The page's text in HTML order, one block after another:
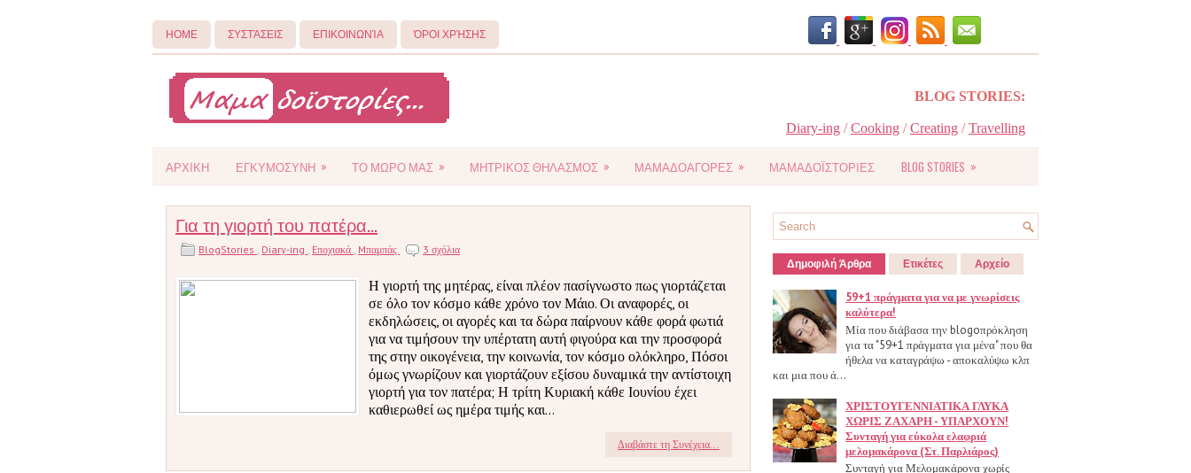
ΗΟΜΕ ΣΥΣΤΆΣΕΙΣ ΕΠΙΚΟΙΝΩΝΊΑ ΌΡΟΙ ΧΡΉΣΗΣ
BLOG STORIES:
Diary-ing /Cooking /Creating /Travelling
ΑΡΧΙΚΗ ΕΓΚΥΜΟΣΥΝΗ » ΤΟ ΜΩΡΟ ΜΑΣ » ΜΗΤΡΙΚΟΣ ΘΗΛΑΣΜΟΣ » ΜΑΜΑΔΟΑΓΟΡΕΣ » ΜΑΜΑΔΟΪΣΤΟΡΙΕΣ BLOG STORIES »
Για τη γιορτή του πατέρα...
BlogStories , Diary-ing , Eποχιακά , Mπαμπάς 3 σχόλια
Η γιορτή της μητέρας, είναι πλέον πασίγνωστο πως γιορτάζεται
σε όλο τον κόσμο κάθε χρόνο τον Μάιο. Οι αναφορές, οι
εκδηλώσεις, οι αγορές και τα δώρα παίρνουν κάθε φορά φωτιά
για να τιμήσουν την υπέρτατη αυτή φιγούρα και την προσφορά
της στην οικογένεια, την κοινωνία, τον κόσμο ολόκληρο, Πόσοι
όμως γνωρίζουν και γιορτάζουν εξίσου δυναμικά την αντίστοιχη
γιορτή για τον πατέρα; Η τρίτη Κυριακή κάθε Ιουνίου έχει
καθιερωθεί ως ημέρα τιμής και...
Διαβάστε τη Συνέχεια...
Δημοφιλή Άρθρα Ετικέτες Αρχείο
59+1 πράγματα για να με γνωρίσεις
καλύτερα!
Μία που διάβασα την blogoπρόκληση
για τα "59+1 πράγματα για μένα" που θα
ήθελα να καταγράψω - αποκαλύψω κλπ
και μια που ά...
ΧΡΙΣΤΟΥΓΕΝΝΙΑΤΙΚΑ ΓΛΥΚΑ
ΧΩΡΙΣ ΖΑΧΑΡΗ - ΥΠΑΡΧΟΥΝ!
Συνταγή για εύκολα ελαφριά
μελομακάρονα (Στ. Παρλιάρος)
Συνταγή για Μελομακάρονα χωρίς